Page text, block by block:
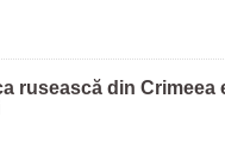
rusească din Crimeea